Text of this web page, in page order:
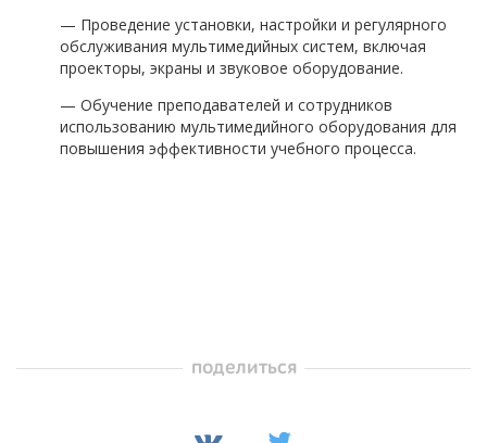
— Проведение установки, настройки и регулярного
обслуживания мультимедийных систем, включая
проекторы, экраны и звуковое оборудование.
— Обучение преподавателей и сотрудников
использованию мультимедийного оборудования для
повышения эффективности учебного процесса.
поделиться